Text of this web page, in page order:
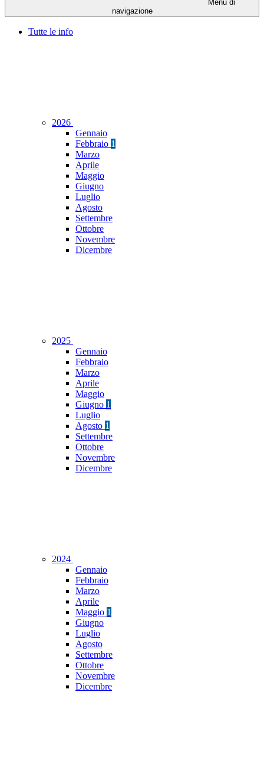
Menu di
navigazione
Tutte le info
2026
Gennaio
Febbraio 1
Marzo
Aprile
Maggio
Giugno
Luglio
Agosto
Settembre
Ottobre
Novembre
Dicembre
2025
Gennaio
Febbraio
Marzo
Aprile
Maggio
Giugno 1
Luglio
Agosto 1
Settembre
Ottobre
Novembre
Dicembre
2024
Gennaio
Febbraio
Marzo
Aprile
Maggio 1
Giugno
Luglio
Agosto
Settembre
Ottobre
Novembre
Dicembre